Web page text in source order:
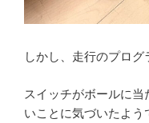
しかし、走行のプログ
スイッチがボールに
いことに気づいたよう